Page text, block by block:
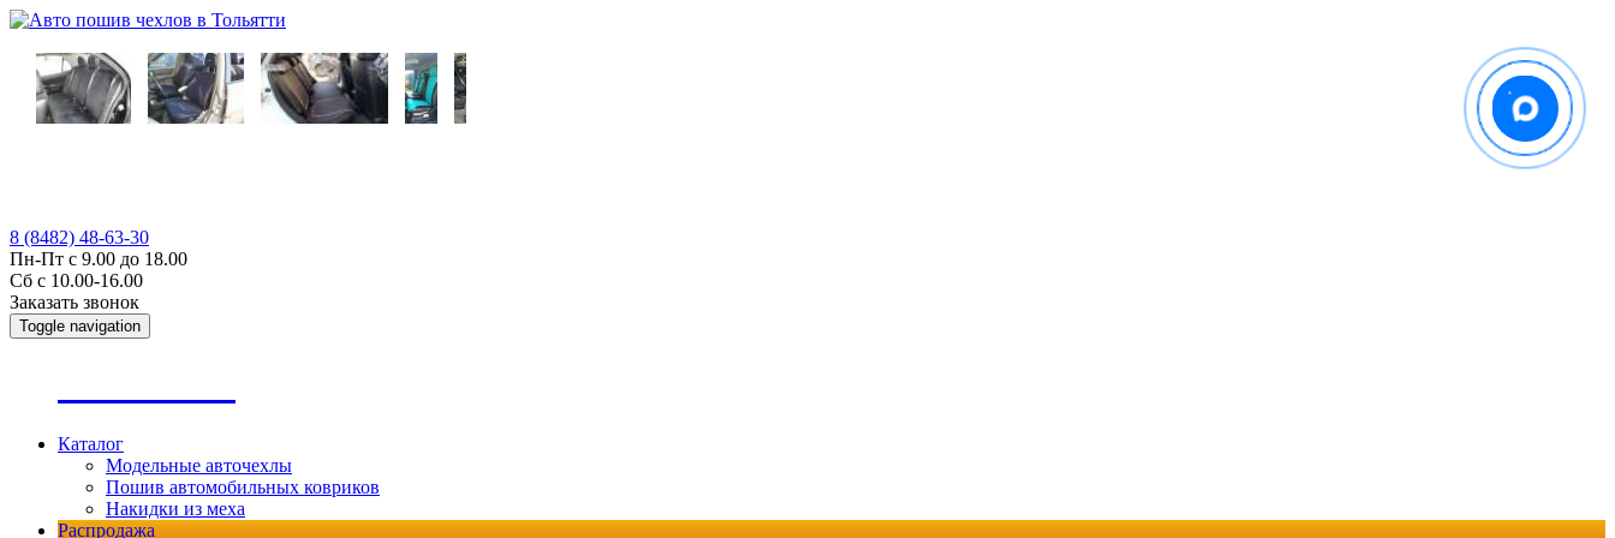
8 (8482) 48-63-30
Пн-Пт с 9.00 до 18.00
Сб с 10.00-16.00
Заказать звонок
Toggle navigation
Каталог
Модельные авточехлы
Пошив автомобильных ковриков
Накидки из меха
Распродажа